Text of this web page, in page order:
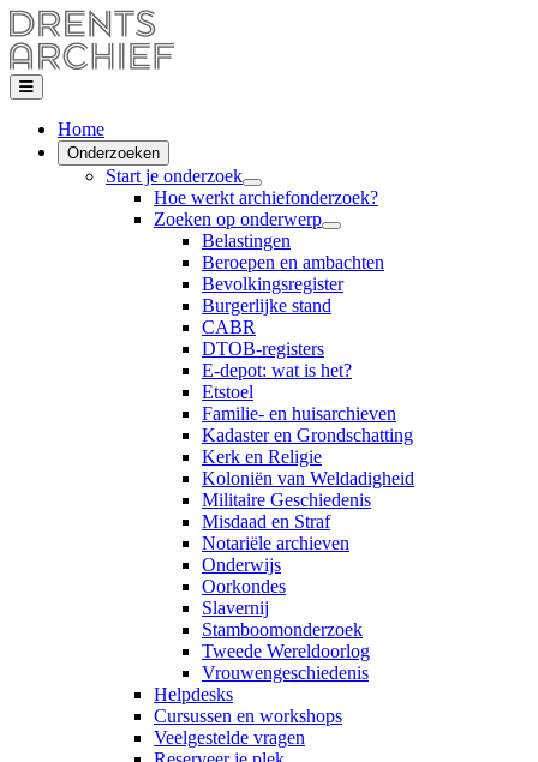
Home
Onderzoeken
Start je onderzoek
Hoe werkt archiefonderzoek?
Zoeken op onderwerp
Belastingen
Beroepen en ambachten
Bevolkingsregister
Burgerlijke stand
CABR
DTOB-registers
E-depot: wat is het?
Etstoel
Familie- en huisarchieven
Kadaster en Grondschatting
Kerk en Religie
Koloniën van Weldadigheid
Militaire Geschiedenis
Misdaad en Straf
Notariële archieven
Onderwijs
Oorkondes
Slavernij
Stamboomonderzoek
Tweede Wereldoorlog
Vrouwengeschiedenis
Helpdesks
Cursussen en workshops
Veelgestelde vragen